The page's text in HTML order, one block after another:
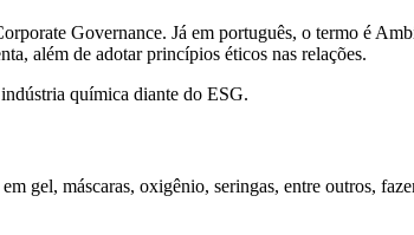
Governance. Já em português, o termo é
além de adotar princípios éticos nas relações.
química diante do ESG.
gel, máscaras, oxigênio, seringas, entre outros,